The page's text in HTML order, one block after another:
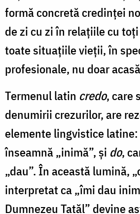
formă concretă credinței
de zi cu zi în relațiile cu
toate situațiile vieții, în
profesionale, nu doar
Termenul latin credo, care
denumirii crezurilor, are
elemente lingvistice latine:
înseamnă „inimă”, și do,
„dau”. În această lumină,
interpretat ca „îmi dau
Dumnezeu Tatăl” devine